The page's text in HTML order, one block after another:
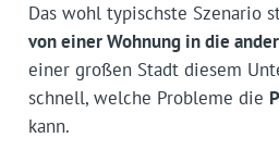
Das wohl typischste Szenario
von einer Wohnung in die
einer großen Stadt diesem
schnell, welche Probleme die
kann.